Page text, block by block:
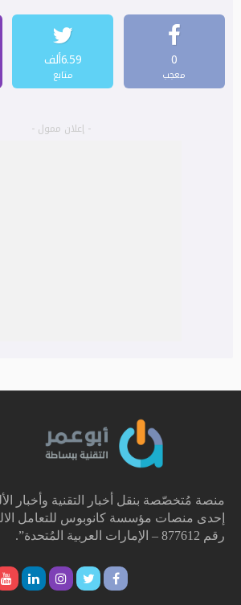
0
معجب
6.59ألف
متابع
- إعلان ممول -
منصة مُتخصّصة بنقل أخبار التقنية وأخبار
إحدى منصات مؤسسة كانوبوس للتعامل
رقم 877612 – الإمارات العربية المُتحدة”.